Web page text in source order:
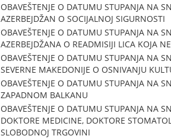
OBAVEŠTENJE O DATUMU STUPANJA NA
AZERBEJDŽAN O SOCIJALNOJ SIGURNOSTI
OBAVEŠTENJE O DATUMU STUPANJA NA
AZERBEJDŽANA O READMISIJI LICA KOJA
OBAVEŠTENJE O DATUMU STUPANJA NA
SEVERNE MAKEDONIJE O OSNIVANJU
OBAVEŠTENJE O DATUMU STUPANJA NA
ZAPADNOM BALKANU
OBAVEŠTENJE O DATUMU STUPANJA NA
DOKTORE MEDICINE, DOKTORE
SLOBODNOJ TRGOVINI